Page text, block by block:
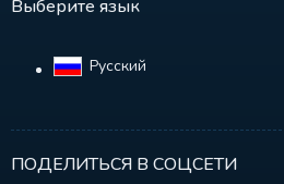
Выберите язык
Русский‎
ПОДЕЛИТЬСЯ В СОЦСЕТИ